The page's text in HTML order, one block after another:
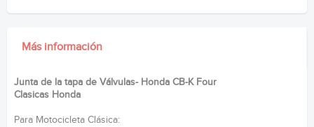
Más información
Junta de la tapa de Válvulas- Honda CB-K Four
Clasicas Honda
Para Motocicleta Clásica: